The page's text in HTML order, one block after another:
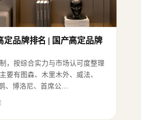
定品牌排名 | 国产高定品牌
，按综合实力与市场认可度整理
要有图森、木里木外、威法、
、博洛尼、首席公…